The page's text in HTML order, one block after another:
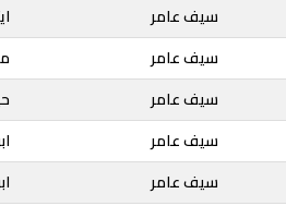
سيف عامر
سيف عامر
سيف عامر
سيف عامر
سيف عامر